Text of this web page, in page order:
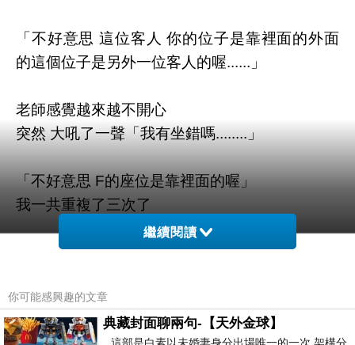
「不好意思 這位客人 你的位子是靠裡面的外面
的這個位子是另外一位客人的喔......」
老師感覺越來越不開心
突然 大吼了一聲「我有坐錯嗎........」
「不好意思 F的座位是靠裡面的喔」
我一共重複了三次了
「什麼裡面外面 你講話真的很不清楚你應該說我
錯.....」
繼續閱讀
你可能感興趣的文章
典藏封面聊兩句-【天外金球】